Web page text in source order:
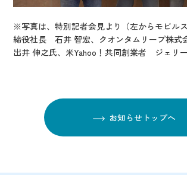
※写真は、特別記者会見より（左からモビル
締役社長 石井 智宏、クオンタムリープ株式
出井 伸之氏、米Yahoo！共同創業者 ジェリー
お知らせトップへ